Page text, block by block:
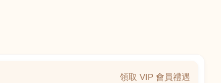
領取 VIP 會員禮遇